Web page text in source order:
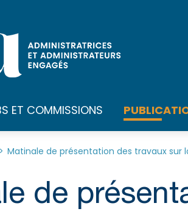
ET COMMISSIONS
> Matinale de présentation des travaux sur
de